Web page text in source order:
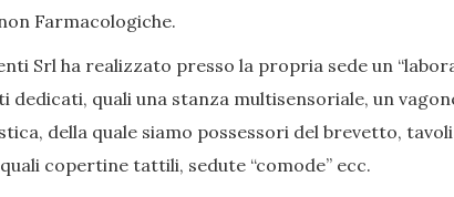
Farmacologiche.
Srl ha realizzato presso la propria sede un
dedicati, quali una stanza multisensoriale, un
della quale siamo possessori del brevetto,
copertine tattili, sedute “comode” ecc.